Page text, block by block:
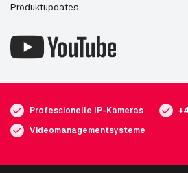
Produktupdates
Professionelle IP-Kameras
Videomanagementsysteme